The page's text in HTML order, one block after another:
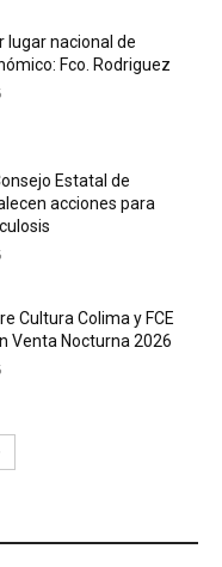
lugar nacional de
Fco. Rodriguez
Estatal de
acciones para
Cultura Colima y FCE
Venta Nocturna 2026